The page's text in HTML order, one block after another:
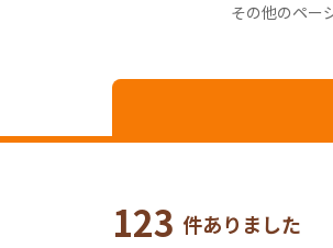
その他のペー
123 件ありました